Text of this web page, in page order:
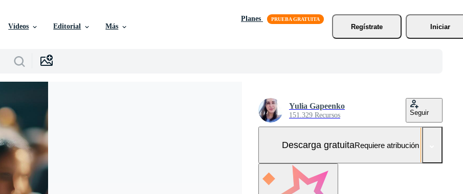
Vídeos Editorial Más
Planes
Regístrate
Iniciar
Yulia Gapeenko
151.329 Recursos Seguir
Descarga gratuitaRequiere atribución